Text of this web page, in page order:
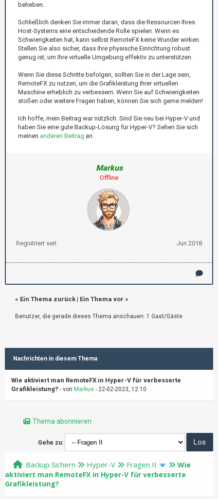
beheben.
Schließlich denken Sie immer daran, dass die Ressourcen Ihres
Host-Systems eine entscheidende Rolle spielen. Wenn es
Schwierigkeiten hat, kann selbst RemoteFX keine Wunder wirken.
Stellen Sie also sicher, dass Ihre physische Einrichtung robust
genug ist, um Ihre virtuelle Umgebung effektiv zu unterstützen.
Wenn Sie diese Schritte befolgen, sollten Sie in der Lage sein,
RemoteFX zu nutzen, um die Grafikleistung Ihrer virtuellen
Maschine erheblich zu verbessern. Wenn Sie auf Schwierigkeiten
stoßen oder weitere Fragen haben, können Sie sich gerne melden!
Ich hoffe, mein Beitrag war nützlich. Sind Sie neu bei Hyper-V und
haben Sie eine gute Backup-Lösung für Hyper-V? Sehen Sie sich
meinen anderen Beitrag an.
Markus
Offline
Registriert seit: Jun 2018
« Ein Thema zurück | Ein Thema vor »
Benutzer, die gerade dieses Thema anschauen: 1 Gast/Gäste
Nachrichten in diesem Thema
Wie aktiviert man RemoteFX in Hyper-V für verbesserte
Grafikleistung? - von Markus - 22-02-2023, 12:10
Thema abonnieren
Gehe zu:
Backup Sichern Hyper-V Fragen II
Wie
aktiviert man RemoteFX in Hyper-V für verbesserte
Grafikleistung?